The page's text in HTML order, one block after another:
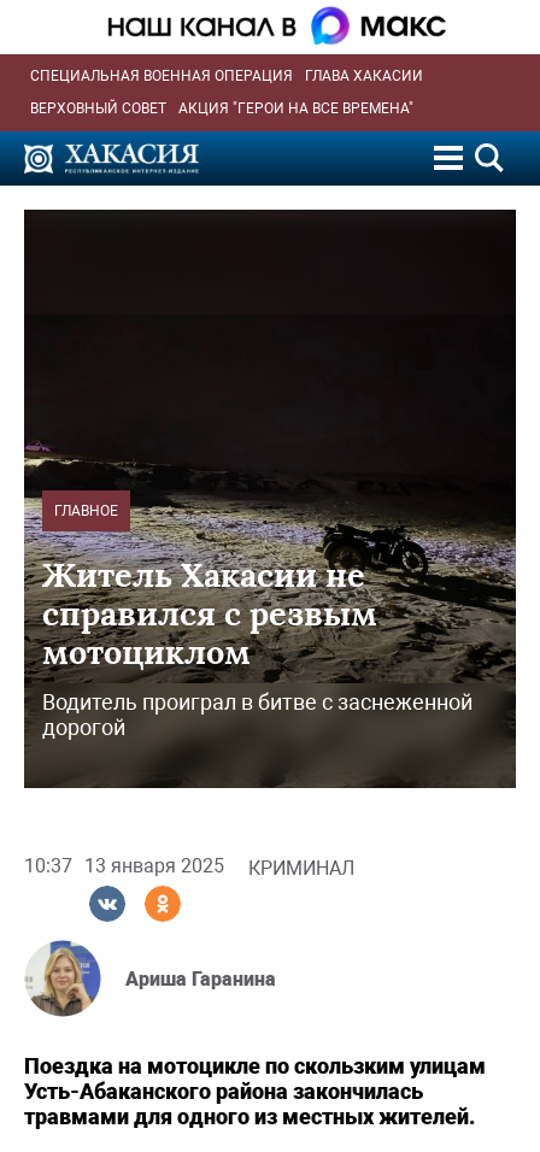
СПЕЦИАЛЬНАЯ ВОЕННАЯ ОПЕРАЦИЯ
ГЛАВА ХАКАСИИ
ВЕРХОВНЫЙ СОВЕТ
АКЦИЯ "ГЕРОИ НА ВСЕ ВРЕМЕНА"
ГЛАВНОЕ
Житель Хакасии не
справился с резвым
мотоциклом
Водитель проиграл в битве с заснеженной
дорогой
10:37 13 января 2025 КРИМИНАЛ
Ариша Гаранина
Поездка на мотоцикле по скользким улицам
Усть-Абаканского района закончилась
травмами для одного из местных жителей.